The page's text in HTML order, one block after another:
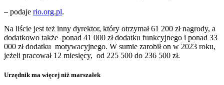
– podaje rio.org.pl.
Na liście jest też inny dyrektor, który otrzymał 61 200 zł nagrody, a
dodatkowo także ponad 41 000 zł dodatku funkcyjnego i ponad 33
000 zł dodatku motywacyjnego. W sumie zarobił on w 2023 roku,
jeżeli pracował 12 miesięcy, od 225 500 do 236 500 zł.
Urzędnik ma więcej niż marszałek